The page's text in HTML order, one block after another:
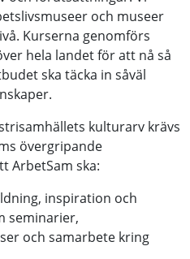
och museer
Kurserna genomförs
hela landet för att nå så
ska täcka in såväl
kulturarv krävs
övergripande
ArbetSam ska:
inspiration och
seminarier,
och samarbete kring